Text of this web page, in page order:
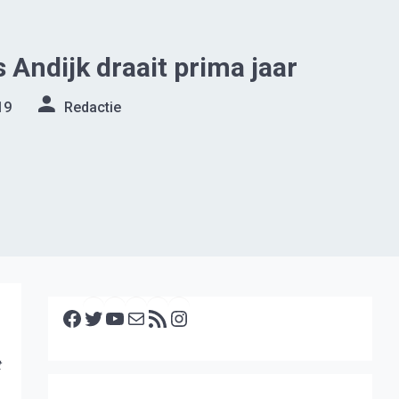
Andijk draait prima jaar
Redactie
Facebook Twitter YouTube E-mail RSS feed